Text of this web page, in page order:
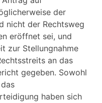
der
nicht der Rechtsweg
eröffnet sei, und
zur Stellungnahme
an das
gegeben. Sowohl
haben sich